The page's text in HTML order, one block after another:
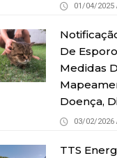
01/04/2025
De
Medidas
Doença,
03/02/2026
TTS